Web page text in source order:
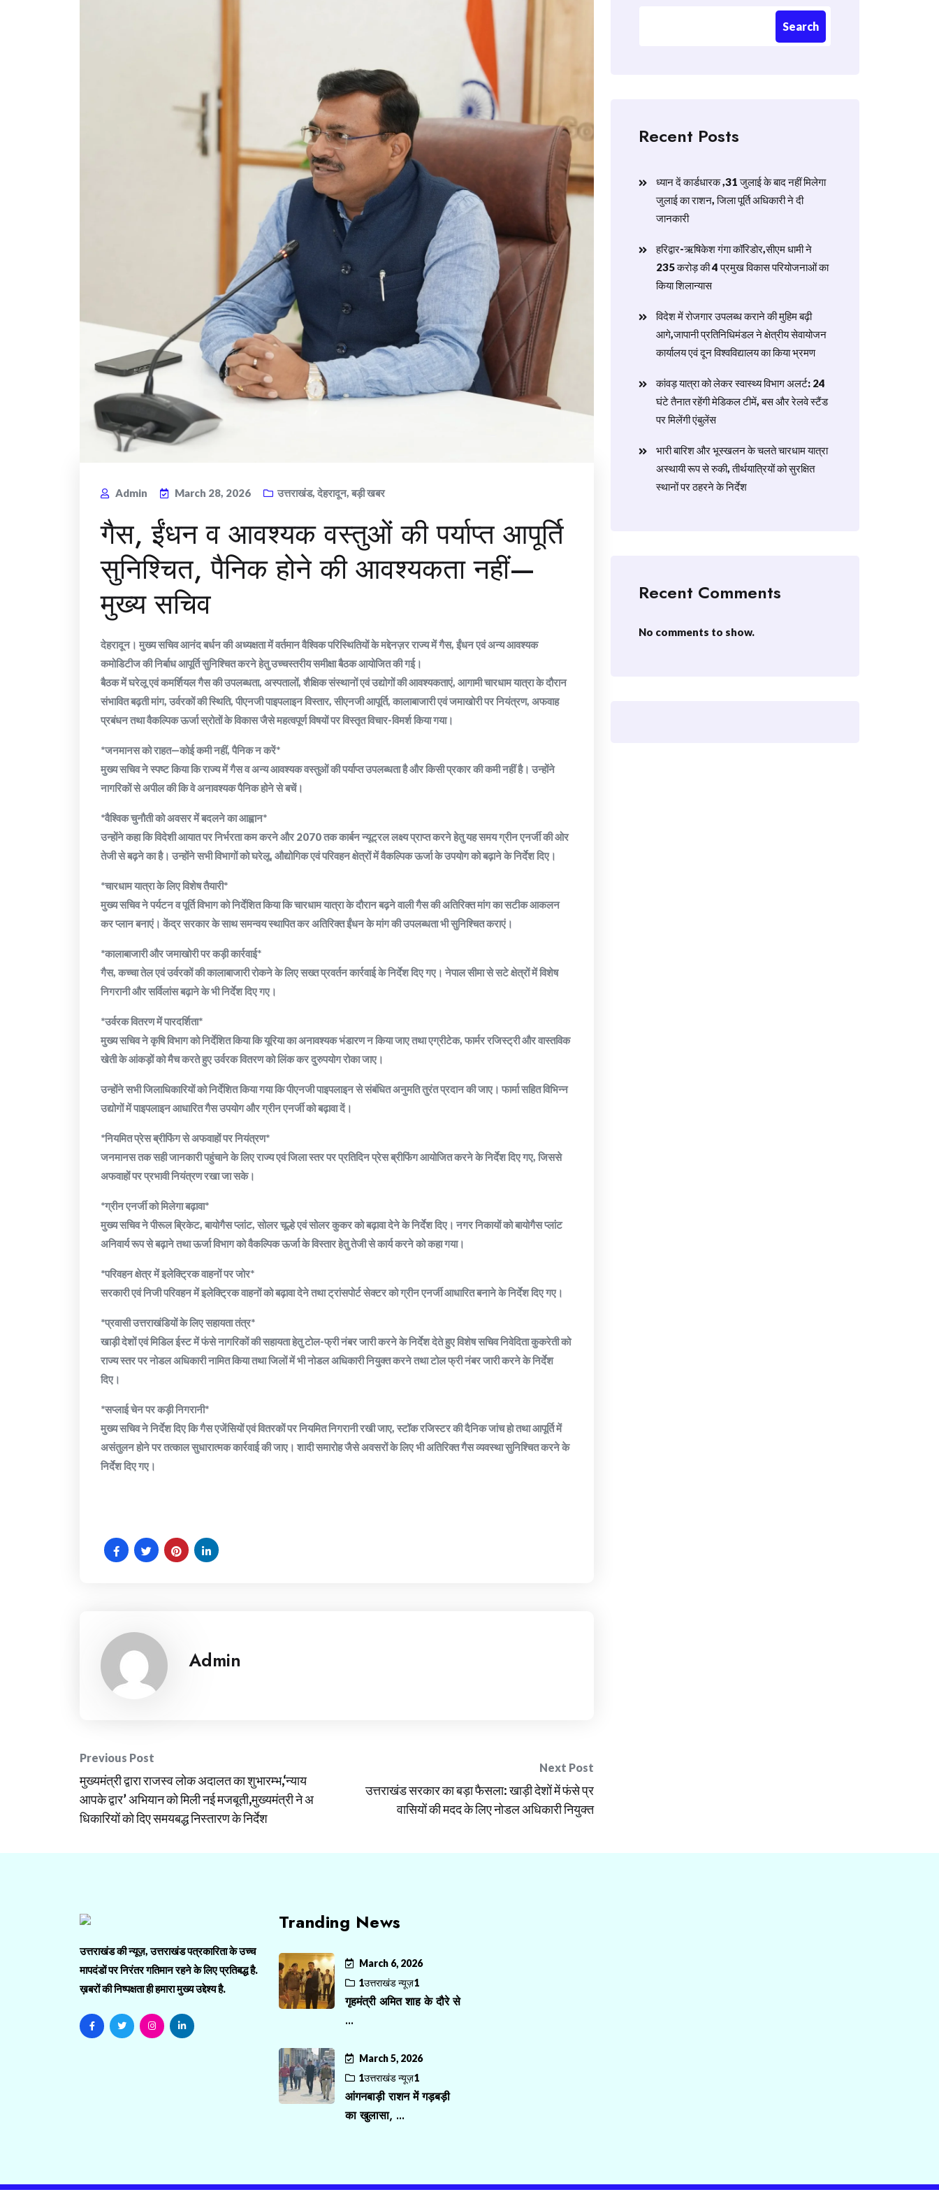
Admin March 28, 2026 उत्तराखंड, देहरादून, बड़ी खबर
गैस, ईंधन व आवश्यक वस्तुओं की पर्याप्त आपूर्ति
सुनिश्चित, पैनिक होने की आवश्यकता नहीं—
मुख्य सचिव
देहरादून। मुख्य सचिव आनंद बर्धन की अध्यक्षता में वर्तमान वैश्विक परिस्थितियों के मद्देनज़र राज्य में गैस, ईंधन एवं अन्य आवश्यक
कमोडिटीज की निर्बाध आपूर्ति सुनिश्चित करने हेतु उच्चस्तरीय समीक्षा बैठक आयोजित की गई।
बैठक में घरेलू एवं कमर्शियल गैस की उपलब्धता, अस्पतालों, शैक्षिक संस्थानों एवं उद्योगों की आवश्यकताएं, आगामी चारधाम यात्रा के दौरान
संभावित बढ़ती मांग, उर्वरकों की स्थिति, पीएनजी पाइपलाइन विस्तार, सीएनजी आपूर्ति, कालाबाजारी एवं जमाखोरी पर नियंत्रण, अफवाह
प्रबंधन तथा वैकल्पिक ऊर्जा स्रोतों के विकास जैसे महत्वपूर्ण विषयों पर विस्तृत विचार-विमर्श किया गया।
*जनमानस को राहत—कोई कमी नहीं, पैनिक न करें*
मुख्य सचिव ने स्पष्ट किया कि राज्य में गैस व अन्य आवश्यक वस्तुओं की पर्याप्त उपलब्धता है और किसी प्रकार की कमी नहीं है। उन्होंने
नागरिकों से अपील की कि वे अनावश्यक पैनिक होने से बचें।
*वैश्विक चुनौती को अवसर में बदलने का आह्वान*
उन्होंने कहा कि विदेशी आयात पर निर्भरता कम करने और 2070 तक कार्बन न्यूट्रल लक्ष्य प्राप्त करने हेतु यह समय ग्रीन एनर्जी की ओर
तेजी से बढ़ने का है। उन्होंने सभी विभागों को घरेलू, औद्योगिक एवं परिवहन क्षेत्रों में वैकल्पिक ऊर्जा के उपयोग को बढ़ाने के निर्देश दिए।
*चारधाम यात्रा के लिए विशेष तैयारी*
मुख्य सचिव ने पर्यटन व पूर्ति विभाग को निर्देशित किया कि चारधाम यात्रा के दौरान बढ़ने वाली गैस की अतिरिक्त मांग का सटीक आकलन
कर प्लान बनाएं। केंद्र सरकार के साथ समन्वय स्थापित कर अतिरिक्त ईंधन के मांग की उपलब्धता भी सुनिश्चित कराएं।
*कालाबाजारी और जमाखोरी पर कड़ी कार्रवाई*
गैस, कच्चा तेल एवं उर्वरकों की कालाबाजारी रोकने के लिए सख्त प्रवर्तन कार्रवाई के निर्देश दिए गए। नेपाल सीमा से सटे क्षेत्रों में विशेष
निगरानी और सर्विलांस बढ़ाने के भी निर्देश दिए गए।
*उर्वरक वितरण में पारदर्शिता*
मुख्य सचिव ने कृषि विभाग को निर्देशित किया कि यूरिया का अनावश्यक भंडारण न किया जाए तथा एग्रीटेक, फार्मर रजिस्ट्री और वास्तविक
खेती के आंकड़ों को मैच करते हुए उर्वरक वितरण को लिंक कर दुरुपयोग रोका जाए।
उन्होंने सभी जिलाधिकारियों को निर्देशित किया गया कि पीएनजी पाइपलाइन से संबंधित अनुमति तुरंत प्रदान की जाए। फार्मा सहित विभिन्न
उद्योगों में पाइपलाइन आधारित गैस उपयोग और ग्रीन एनर्जी को बढ़ावा दें।
*नियमित प्रेस ब्रीफिंग से अफवाहों पर नियंत्रण*
जनमानस तक सही जानकारी पहुंचाने के लिए राज्य एवं जिला स्तर पर प्रतिदिन प्रेस ब्रीफिंग आयोजित करने के निर्देश दिए गए, जिससे
अफवाहों पर प्रभावी नियंत्रण रखा जा सके।
*ग्रीन एनर्जी को मिलेगा बढ़ावा*
मुख्य सचिव ने पीरूल ब्रिकेट, बायोगैस प्लांट, सोलर चूल्हे एवं सोलर कुकर को बढ़ावा देने के निर्देश दिए। नगर निकायों को बायोगैस प्लांट
अनिवार्य रूप से बढ़ाने तथा ऊर्जा विभाग को वैकल्पिक ऊर्जा के विस्तार हेतु तेजी से कार्य करने को कहा गया।
*परिवहन क्षेत्र में इलेक्ट्रिक वाहनों पर जोर*
सरकारी एवं निजी परिवहन में इलेक्ट्रिक वाहनों को बढ़ावा देने तथा ट्रांसपोर्ट सेक्टर को ग्रीन एनर्जी आधारित बनाने के निर्देश दिए गए।
*प्रवासी उत्तराखंडियों के लिए सहायता तंत्र*
खाड़ी देशों एवं मिडिल ईस्ट में फंसे नागरिकों की सहायता हेतु टोल-फ्री नंबर जारी करने के निर्देश देते हुए विशेष सचिव निवेदिता कुकरेती को
राज्य स्तर पर नोडल अधिकारी नामित किया तथा जिलों में भी नोडल अधिकारी नियुक्त करने तथा टोल फ्री नंबर जारी करने के निर्देश
दिए।
*सप्लाई चेन पर कड़ी निगरानी*
मुख्य सचिव ने निर्देश दिए कि गैस एजेंसियों एवं वितरकों पर नियमित निगरानी रखी जाए, स्टॉक रजिस्टर की दैनिक जांच हो तथा आपूर्ति में
असंतुलन होने पर तत्काल सुधारात्मक कार्रवाई की जाए। शादी समारोह जैसे अवसरों के लिए भी अतिरिक्त गैस व्यवस्था सुनिश्चित करने के
निर्देश दिए गए।
Admin
Post
navigation
Previous Post
मुख्यमंत्री द्वारा राजस्व लोक अदालत का शुभारम्भ,‘न्याय
आपके द्वार’ अभियान को मिली नई मजबूती,मुख्यमंत्री ने अ
धिकारियों को दिए समयबद्ध निस्तारण के निर्देश
Next Post
उत्तराखंड सरकार का बड़ा फैसला: खाड़ी देशों में फंसे प्र
वासियों की मदद के लिए नोडल अधिकारी नियुक्त
Search
Recent Posts
ध्यान दें कार्डधारक ,31 जुलाई के बाद नहीं मिलेगा
जुलाई का राशन, जिला पूर्ति अधिकारी ने दी
जानकारी
हरिद्वार-ऋषिकेश गंगा कॉरिडोर,सीएम धामी ने
235 करोड़ की 4 प्रमुख विकास परियोजनाओं का
किया शिलान्यास
विदेश में रोजगार उपलब्ध कराने की मुहिम बढ़ी
आगे,जापानी प्रतिनिधिमंडल ने क्षेत्रीय सेवायोजन
कार्यालय एवं दून विश्वविद्यालय का किया भ्रमण
​कांवड़ यात्रा को लेकर स्वास्थ्य विभाग अलर्ट: 24
घंटे तैनात रहेंगी मेडिकल टीमें, बस और रेलवे स्टैंड
पर मिलेंगी एंबुलेंस
​भारी बारिश और भूस्खलन के चलते चारधाम यात्रा
अस्थायी रूप से रुकी, तीर्थयात्रियों को सुरक्षित
स्थानों पर ठहरने के निर्देश
Recent Comments
No comments to show.
उत्तराखंड की न्यूज़, उत्तराखंड पत्रकारिता के उच्च
मापदंडों पर निरंतर गतिमान रहने के लिए प्रतिबद्ध है.
ख़बरों की निष्पक्षता ही हमारा मुख्य उद्देश्य है.
Tranding News
March 6, 2026
1उत्तराखंड न्यूज़1
गृहमंत्री अमित शाह के दौरे से
...
March 5, 2026
1उत्तराखंड न्यूज़1
आंगनबाड़ी राशन में गड़बड़ी
का खुलासा, ...